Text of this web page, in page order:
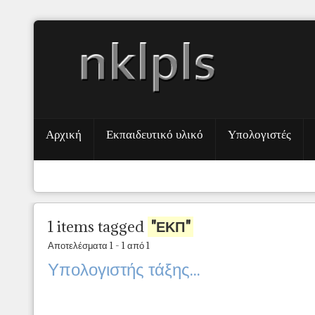
Αρχική Εκπαιδευτικό υλικό Υπολογιστές
1 items tagged "ΕΚΠ"
Αποτελέσματα 1 - 1 από 1
Υπολογιστής τάξης...